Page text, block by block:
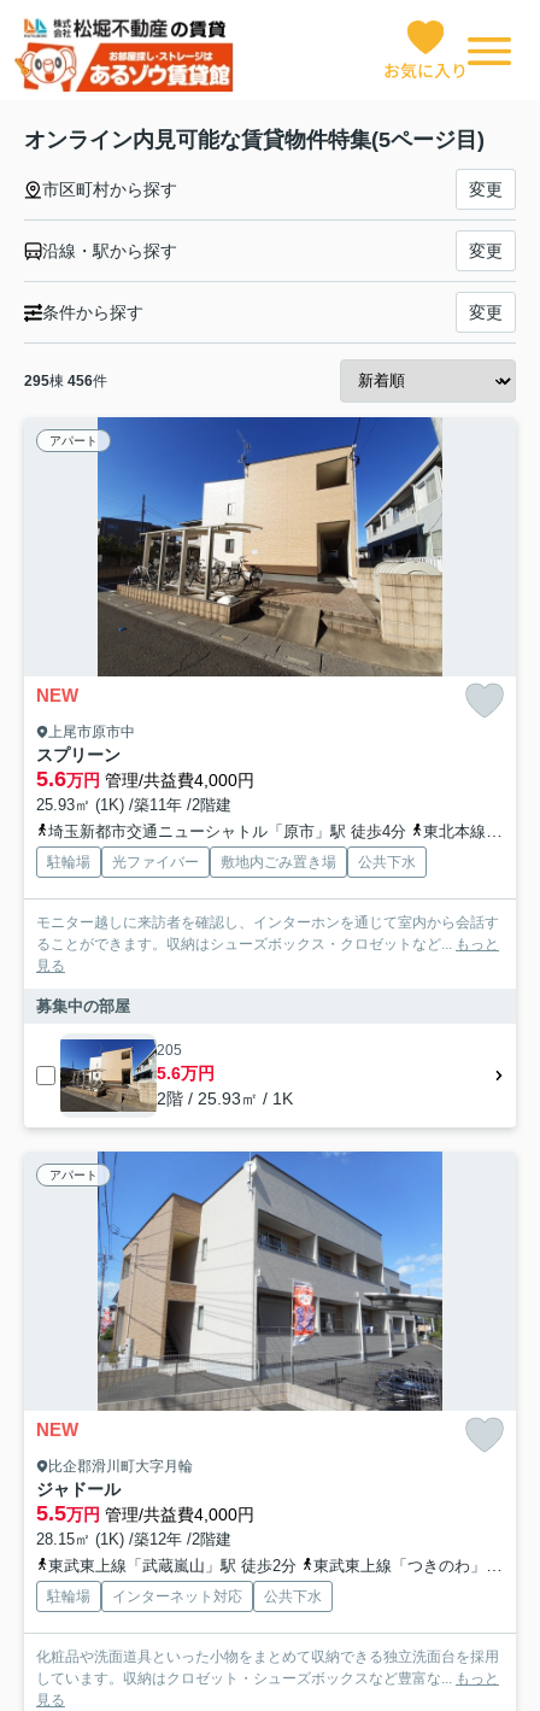
お気に入り
オンライン内見可能な賃貸物件特集(5ページ目)
市区町村から探す 変更
沿線・駅から探す 変更
条件から探す 変更
295棟 456件
アパート
NEW
上尾市原市中
スプリーン
5.6万円 管理/共益費4,000円
25.93㎡ (1K) /築11年 /2階建
埼玉新都市交通ニューシャトル「原市」駅 徒歩4分
東北本線「東大宮」駅 徒歩33分
駐輪場 光ファイバー 敷地内ごみ置き場 公共下水
モニター越しに来訪者を確認し、インターホンを通じて室内から会話す
ることができます。収納はシューズボックス・クロゼットなど... もっと
見る
募集中の部屋
205
5.6万円
2階 / 25.93㎡ / 1K
アパート
NEW
比企郡滑川町大字月輪
ジャドール
5.5万円 管理/共益費4,000円
28.15㎡ (1K) /築12年 /2階建
東武東上線「武蔵嵐山」駅 徒歩2分
東武東上線「つきのわ」駅 徒歩23分
駐輪場 インターネット対応 公共下水
化粧品や洗面道具といった小物をまとめて収納できる独立洗面台を採用
しています。収納はクロゼット・シューズボックスなど豊富な... もっと
見る